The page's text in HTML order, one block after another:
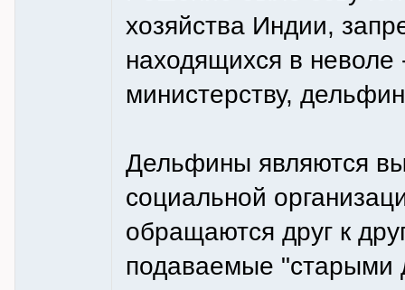
хозяйства Индии,
находящихся в
министерству,
Дельфины являются
социальной
обращаются друг к
подаваемые "старыми